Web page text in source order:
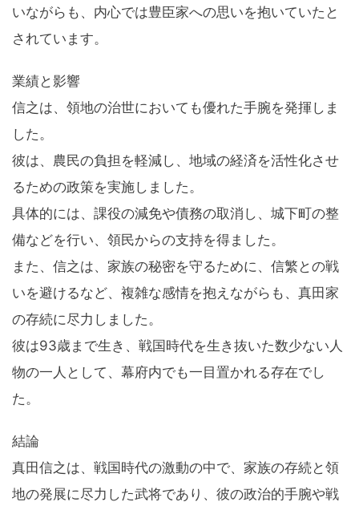
いながらも、内心では豊臣家への思いを抱いていたと
されています。
業績と影響
信之は、領地の治世においても優れた手腕を発揮しま
した。
彼は、農民の負担を軽減し、地域の経済を活性化させ
るための政策を実施しました。
具体的には、課役の減免や債務の取消し、城下町の整
備などを行い、領民からの支持を得ました。
また、信之は、家族の秘密を守るために、信繁との戦
いを避けるなど、複雑な感情を抱えながらも、真田家
の存続に尽力しました。
彼は93歳まで生き、戦国時代を生き抜いた数少ない人
物の一人として、幕府内でも一目置かれる存在でし
た。
結論
真田信之は、戦国時代の激動の中で、家族の存続と領
地の発展に尽力した武将であり、彼の政治的手腕や戦